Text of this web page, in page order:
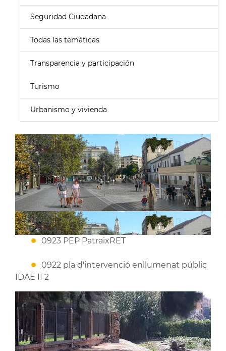
Seguridad Ciudadana
Todas las temáticas
Transparencia y participación
Turismo
Urbanismo y vivienda
0923 PEP PatraixRET
0922 pla d'intervenció enllumenat públic
IDAE II 2